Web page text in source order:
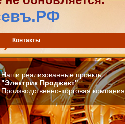
42-02
Контакты
Наши реализованные проекты
"Электрик Проджект"
Производственно-торговая компания